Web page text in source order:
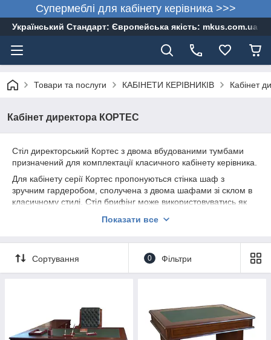
Супермеблі для кабінету керівника >>>
Український Стандарт: Європейська якість: mkus.com.ua
Товари та послуги КАБІНЕТИ КЕРІВНИКІВ Кабінет
Кабінет директора КОРТЕС
Стіл директорський Кортес з двома вбудованими тумбами
призначений для комплектації класичного кабінету керівника.
Для кабінету серії Кортес пропонуються стінка шаф з
зручним гардеробом, сполучена з двома шафами зі склом в
класичному стилі. Стіл брифінг може використовуватись як
Окремо стоїть тумба прекрасно підійде в якості бокового
М'які меблі в класичному стилі дасть можливість організувати
зону відпочинку і дружніх розмов у
кабінеті.Проконсультуйтеся тел. 057-754-71-65, 066-173-48-
Показати все
Сортування 0 Фільтри